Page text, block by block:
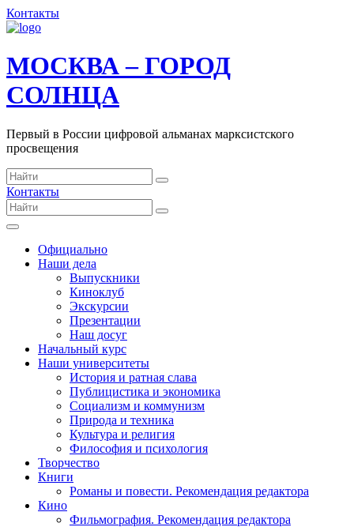
Контакты
МОСКВА – ГОРОД
СОЛНЦА
Первый в России цифровой альманах марксистского
просвещения
Контакты
Официально
Наши дела
Выпускники
Киноклуб
Экскурсии
Презентации
Наш досуг
Начальный курс
Наши университеты
История и ратная слава
Публицистика и экономика
Социализм и коммунизм
Природа и техника
Культура и религия
Философия и психология
Творчество
Книги
Романы и повести. Рекомендация редактора
Кино
Фильмография. Рекомендация редактора